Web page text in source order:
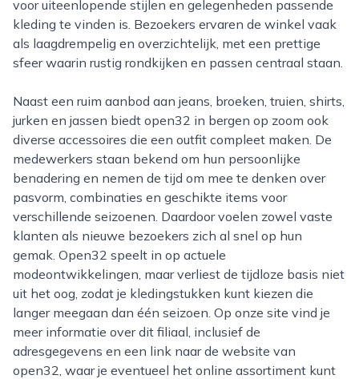
voor uiteenlopende stijlen en gelegenheden passende
kleding te vinden is. Bezoekers ervaren de winkel vaak
als laagdrempelig en overzichtelijk, met een prettige
sfeer waarin rustig rondkijken en passen centraal staan.
Naast een ruim aanbod aan jeans, broeken, truien, shirts,
jurken en jassen biedt open32 in bergen op zoom ook
diverse accessoires die een outfit compleet maken. De
medewerkers staan bekend om hun persoonlijke
benadering en nemen de tijd om mee te denken over
pasvorm, combinaties en geschikte items voor
verschillende seizoenen. Daardoor voelen zowel vaste
klanten als nieuwe bezoekers zich al snel op hun
gemak. Open32 speelt in op actuele
modeontwikkelingen, maar verliest de tijdloze basis niet
uit het oog, zodat je kledingstukken kunt kiezen die
langer meegaan dan één seizoen. Op onze site vind je
meer informatie over dit filiaal, inclusief de
adresgegevens en een link naar de website van
open32, waar je eventueel het online assortiment kunt